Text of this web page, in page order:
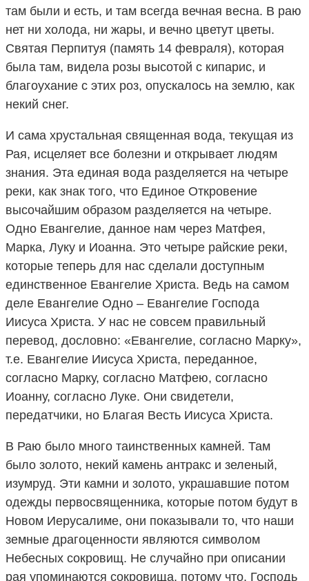
там были и есть, и там всегда вечная весна. В раю
нет ни холода, ни жары, и вечно цветут цветы.
Святая Перпитуя (память 14 февраля), которая
была там, видела розы высотой с кипарис, и
благоухание с этих роз, опускалось на землю, как
некий снег.
И сама хрустальная священная вода, текущая из
Рая, исцеляет все болезни и открывает людям
знания. Эта единая вода разделяется на четыре
реки, как знак того, что Единое Откровение
высочайшим образом разделяется на четыре.
Одно Евангелие, данное нам через Матфея,
Марка, Луку и Иоанна. Это четыре райские реки,
которые теперь для нас сделали доступным
единственное Евангелие Христа. Ведь на самом
деле Евангелие Одно – Евангелие Господа
Иисуса Христа. У нас не совсем правильный
перевод, дословно: «Евангелие, согласно Марку»,
т.е. Евангелие Иисуса Христа, переданное,
согласно Марку, согласно Матфею, согласно
Иоанну, согласно Луке. Они свидетели,
передатчики, но Благая Весть Иисуса Христа.
В Раю было много таинственных камней. Там
было золото, некий камень антракс и зеленый,
изумруд. Эти камни и золото, украшавшие потом
одежды первосвященника, которые потом будут в
Новом Иерусалиме, они показывали то, что наши
земные драгоценности являются символом
Небесных сокровищ. Не случайно при описании
рая упоминаются сокровища, потому что, Господь